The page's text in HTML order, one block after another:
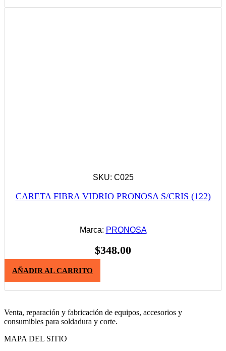
SKU: C025
CARETA FIBRA VIDRIO PRONOSA S/CRIS (122)
Marca: PRONOSA
$348.00
AÑADIR AL CARRITO
Venta, reparación y fabricación de equipos, accesorios y
consumibles para soldadura y corte.
MAPA DEL SITIO